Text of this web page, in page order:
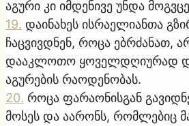
აგური კი იმდენივე უნდა
19. დაინახეს ისრაელიანთა
ჩაცვივდნენ, როცა ებრძანათ,
დააკლოთო ყოველდღიურად
აგურების რაოდენობას.
20. როცა ფარაონისგან
მოსეს და აარონს, რომლებიც